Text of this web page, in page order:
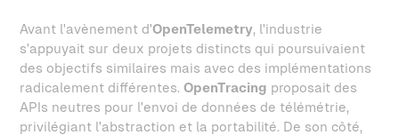
Avant l'avènement d'OpenTelemetry, l'industrie
s'appuyait sur deux projets distincts qui poursuivaient
des objectifs similaires mais avec des implémentations
radicalement différentes.OpenTracing proposait des
APIs neutres pour l'envoi de données de télémétrie,
privilégiant l'abstraction et la portabilité. De son côté,